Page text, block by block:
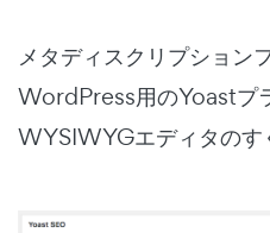
メタディスクリプション
WordPress用のYoastプ
WYSIWYGエディタのす